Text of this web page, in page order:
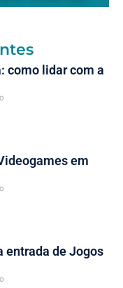
como lidar com a
em
entrada de Jogos